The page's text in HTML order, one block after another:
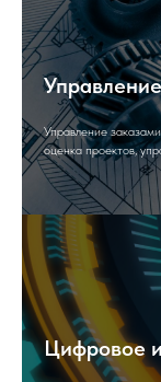
Управление
оценка проектов,
Цифровое